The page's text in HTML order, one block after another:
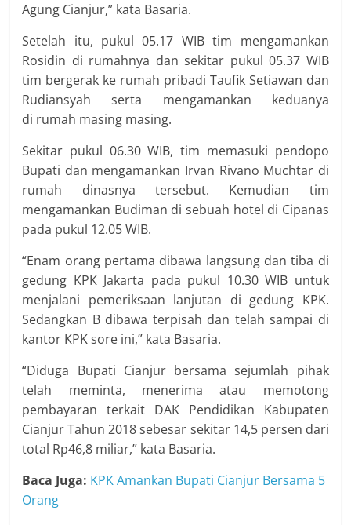
Agung Cianjur,” kata Basaria.
Setelah itu, pukul 05.17 WIB tim mengamankan
Rosidin di rumahnya dan sekitar pukul 05.37 WIB
tim bergerak ke rumah pribadi Taufik Setiawan dan
Rudiansyah serta mengamankan keduanya
di rumah masing masing.
Sekitar pukul 06.30 WIB, tim memasuki pendopo
Bupati dan mengamankan Irvan Rivano Muchtar di
rumah dinasnya tersebut. Kemudian tim
mengamankan Budiman di sebuah hotel di Cipanas
pada pukul 12.05 WIB.
“Enam orang pertama dibawa langsung dan tiba di
gedung KPK Jakarta pada pukul 10.30 WIB untuk
menjalani pemeriksaan lanjutan di gedung KPK.
Sedangkan B dibawa terpisah dan telah sampai di
kantor KPK sore ini,” kata Basaria.
“Diduga Bupati Cianjur bersama sejumlah pihak
telah meminta, menerima atau memotong
pembayaran terkait DAK Pendidikan Kabupaten
Cianjur Tahun 2018 sebesar sekitar 14,5 persen dari
total Rp46,8 miliar,” kata Basaria.
Baca Juga: KPK Amankan Bupati Cianjur Bersama 5
Orang